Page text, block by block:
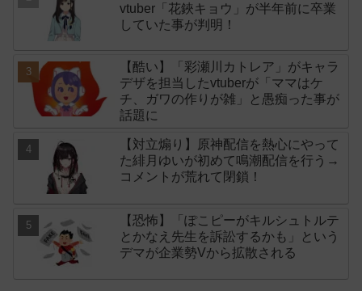
vtuber「花鋏キョウ」が半年前に卒業
していた事が判明！
【酷い】「彩瀬川カトレア」がキャラ
デザを担当したvtuberが「ママはケ
チ、ガワの作りが雑」と愚痴った事が
話題に
【対立煽り】原神配信を熱心にやって
た緋月ゆいが初めて鳴潮配信を行う→
コメントが荒れて閉鎖！
【恐怖】「ぽこピーがキルシュトルテ
とかなえ先生を訴訟するかも」という
デマが企業勢Vから拡散される